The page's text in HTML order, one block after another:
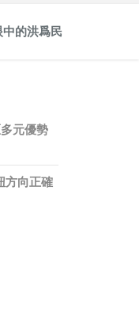
中的洪爲民
元優勢
方向正確